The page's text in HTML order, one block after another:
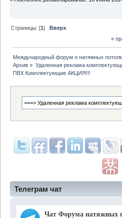
Телеграм чат
Страницы: [1]
Вверх
«
Международный форум о натяжных
Архив » Удаленная реклама
ПВХ Комплектующие АКЦИЯ!!!